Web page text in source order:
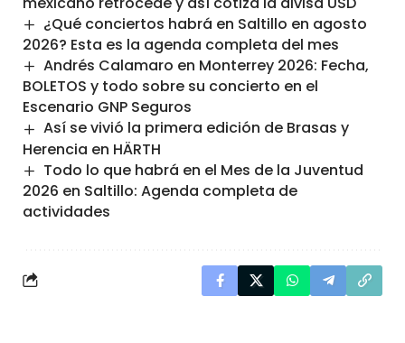
¿Qué conciertos habrá en Saltillo en agosto
2026? Esta es la agenda completa del mes
Andrés Calamaro en Monterrey 2026: Fecha,
BOLETOS y todo sobre su concierto en el
Escenario GNP Seguros
Así se vivió la primera edición de Brasas y
Herencia en HÄRTH
Todo lo que habrá en el Mes de la Juventud
2026 en Saltillo: Agenda completa de
actividades